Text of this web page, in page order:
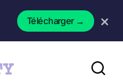
Télécharger→ ×